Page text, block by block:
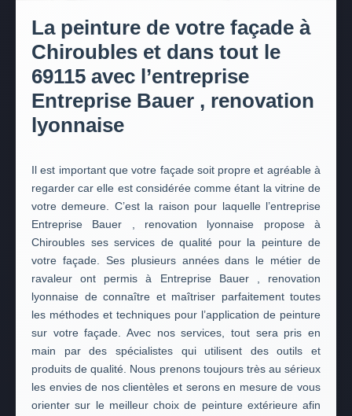
La peinture de votre façade à
Chiroubles et dans tout le
69115 avec l’entreprise
Entreprise Bauer , renovation
lyonnaise
Il est important que votre façade soit propre et agréable à
regarder car elle est considérée comme étant la vitrine de
votre demeure. C’est la raison pour laquelle l’entreprise
Entreprise Bauer , renovation lyonnaise propose à
Chiroubles ses services de qualité pour la peinture de
votre façade. Ses plusieurs années dans le métier de
ravaleur ont permis à Entreprise Bauer , renovation
lyonnaise de connaître et maîtriser parfaitement toutes
les méthodes et techniques pour l’application de peinture
sur votre façade. Avec nos services, tout sera pris en
main par des spécialistes qui utilisent des outils et
produits de qualité. Nous prenons toujours très au sérieux
les envies de nos clientèles et serons en mesure de vous
orienter sur le meilleur choix de peinture extérieure afin